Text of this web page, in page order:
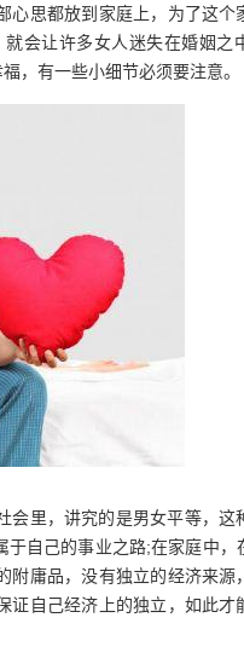
心思都放到家庭上，为了这个
会让许多女人迷失在婚姻之
，有一些小细节必须要注意。
里，讲究的是男女平等，这
自己的事业之路;在家庭中，
附庸品，没有独立的经济来源
证自己经济上的独立，如此才